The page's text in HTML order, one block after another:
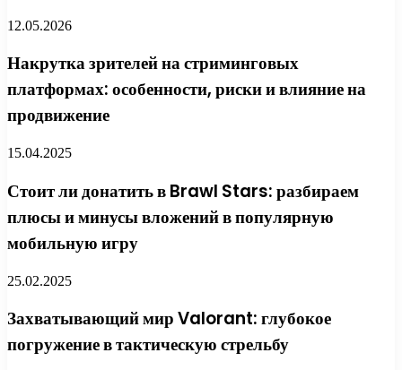
12.05.2026
Накрутка зрителей на стриминговых
платформах: особенности, риски и влияние на
продвижение
15.04.2025
Стоит ли донатить в Brawl Stars: разбираем
плюсы и минусы вложений в популярную
мобильную игру
25.02.2025
Захватывающий мир Valorant: глубокое
погружение в тактическую стрельбу